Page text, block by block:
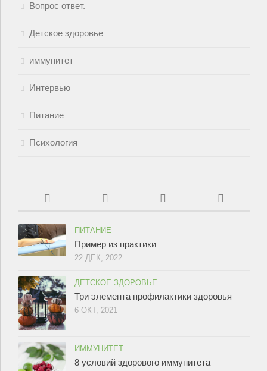
Вопрос ответ.
Детское здоровье
иммунитет
Интервью
Питание
Психология
ПИТАНИЕ
Пример из практики
22 ДЕК, 2022
ДЕТСКОЕ ЗДОРОВЬЕ
Три элемента профилактики здоровья
6 ОКТ, 2021
ИММУНИТЕТ
8 условий здорового иммунитета